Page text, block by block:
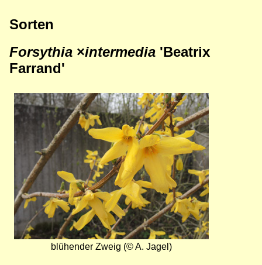
Sorten
Forsythia ×intermedia 'Beatrix
Farrand'
Bild
blühender Zweig (© A. Jagel)